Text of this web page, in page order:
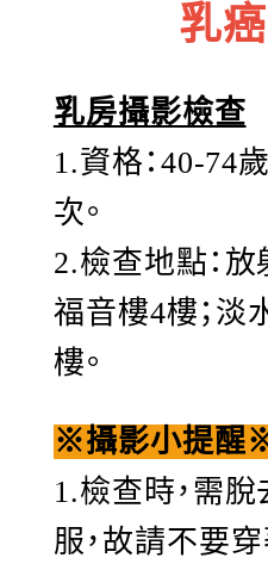
乳
乳房攝影檢查
1.資格：40-74
次。
2.檢查地點：
福音樓4樓；淡
樓。
※攝影小提醒
1.檢查時，需
服，故請不要